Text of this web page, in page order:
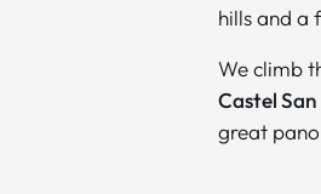
hills and a
We climb
Castel
great